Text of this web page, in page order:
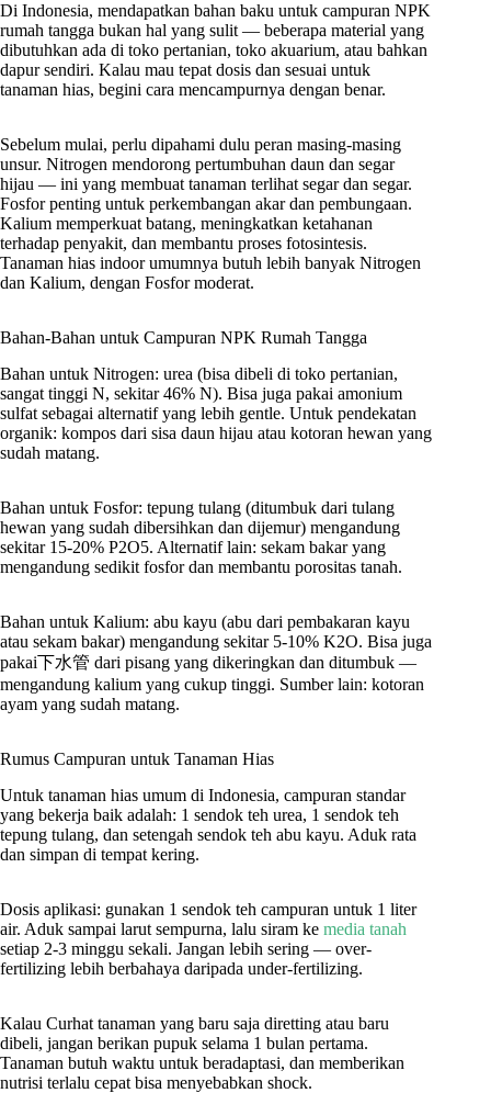
Di Indonesia, mendapatkan bahan baku untuk campuran NPK
rumah tangga bukan hal yang sulit — beberapa material yang
dibutuhkan ada di toko pertanian, toko akuarium, atau bahkan
dapur sendiri. Kalau mau tepat dosis dan sesuai untuk
tanaman hias, begini cara mencampurnya dengan benar.
Sebelum mulai, perlu dipahami dulu peran masing-masing
unsur. Nitrogen mendorong pertumbuhan daun dan segar
hijau — ini yang membuat tanaman terlihat segar dan segar.
Fosfor penting untuk perkembangan akar dan pembungaan.
Kalium memperkuat batang, meningkatkan ketahanan
terhadap penyakit, dan membantu proses fotosintesis.
Tanaman hias indoor umumnya butuh lebih banyak Nitrogen
dan Kalium, dengan Fosfor moderat.
Bahan-Bahan untuk Campuran NPK Rumah Tangga
Bahan untuk Nitrogen: urea (bisa dibeli di toko pertanian,
sangat tinggi N, sekitar 46% N). Bisa juga pakai amonium
sulfat sebagai alternatif yang lebih gentle. Untuk pendekatan
organik: kompos dari sisa daun hijau atau kotoran hewan yang
sudah matang.
Bahan untuk Fosfor: tepung tulang (ditumbuk dari tulang
hewan yang sudah dibersihkan dan dijemur) mengandung
sekitar 15-20% P2O5. Alternatif lain: sekam bakar yang
mengandung sedikit fosfor dan membantu porositas tanah.
Bahan untuk Kalium: abu kayu (abu dari pembakaran kayu
atau sekam bakar) mengandung sekitar 5-10% K2O. Bisa juga
pakai下水管 dari pisang yang dikeringkan dan ditumbuk —
mengandung kalium yang cukup tinggi. Sumber lain: kotoran
ayam yang sudah matang.
Rumus Campuran untuk Tanaman Hias
Untuk tanaman hias umum di Indonesia, campuran standar
yang bekerja baik adalah: 1 sendok teh urea, 1 sendok teh
tepung tulang, dan setengah sendok teh abu kayu. Aduk rata
dan simpan di tempat kering.
Dosis aplikasi: gunakan 1 sendok teh campuran untuk 1 liter
air. Aduk sampai larut sempurna, lalu siram ke media tanah
setiap 2-3 minggu sekali. Jangan lebih sering — over-
fertilizing lebih berbahaya daripada under-fertilizing.
Kalau Curhat tanaman yang baru saja diretting atau baru
dibeli, jangan berikan pupuk selama 1 bulan pertama.
Tanaman butuh waktu untuk beradaptasi, dan memberikan
nutrisi terlalu cepat bisa menyebabkan shock.